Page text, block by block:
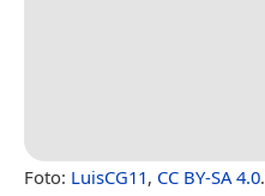
Foto: LuisCG11, CC BY-SA 4.0.